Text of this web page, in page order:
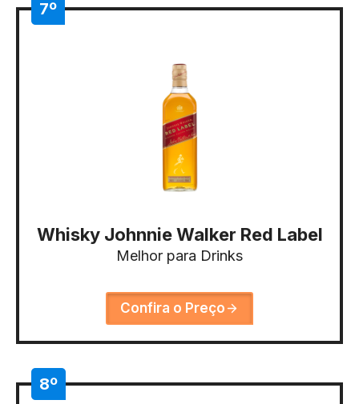
7º
Whisky Johnnie Walker Red Label
Melhor para Drinks
Confira o Preço
8º